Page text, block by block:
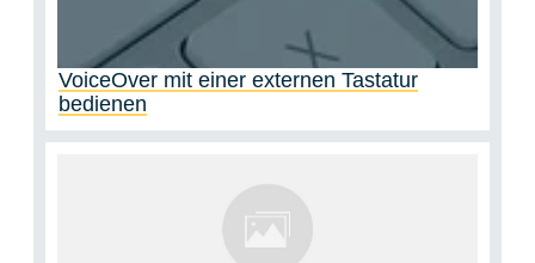
VoiceOver mit einer externen Tastatur
bedienen